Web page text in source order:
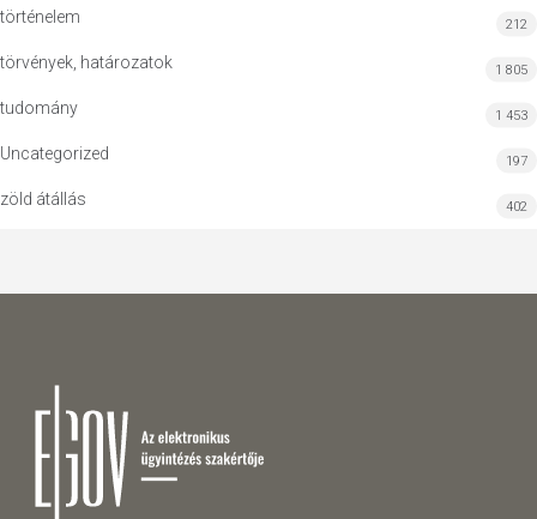
történelem 212
törvények, határozatok 1 805
tudomány 1 453
Uncategorized 197
zöld átállás 402